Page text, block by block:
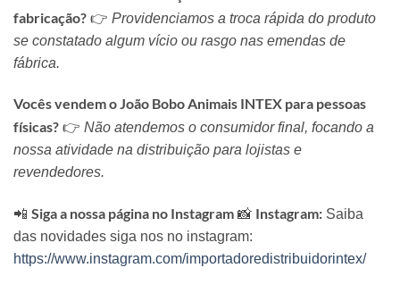
fabricação? 👉 Providenciamos a troca rápida do produto
se constatado algum vício ou rasgo nas emendas de
fábrica.
Vocês vendem o João Bobo Animais INTEX para pessoas
físicas? 👉 Não atendemos o consumidor final, focando a
nossa atividade na distribuição para lojistas e
revendedores.
📲 Siga a nossa página no Instagram 📸 Instagram: Saiba
das novidades siga nos no instagram:
https://www.instagram.com/importadoredistribuidorintex/